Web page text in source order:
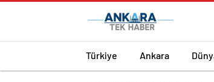
Türkiye Ankara